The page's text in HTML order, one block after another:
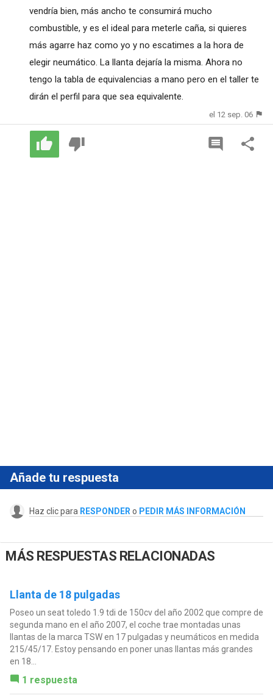
vendría bien, más ancho te consumirá mucho
combustible, y es el ideal para meterle caña, si quieres
más agarre haz como yo y no escatimes a la hora de
elegir neumático. La llanta dejaría la misma. Ahora no
tengo la tabla de equivalencias a mano pero en el taller te
dirán el perfil para que sea equivalente.
el 12 sep. 06
Añade tu respuesta
Haz clic para RESPONDER o PEDIR MÁS INFORMACIÓN
MÁS RESPUESTAS RELACIONADAS
Llanta de 18 pulgadas
Poseo un seat toledo 1.9 tdi de 150cv del año 2002 que compre de
segunda mano en el año 2007, el coche trae montadas unas
llantas de la marca TSW en 17 pulgadas y neumáticos en medida
215/45/17. Estoy pensando en poner unas llantas más grandes
en 18...
1 respuesta